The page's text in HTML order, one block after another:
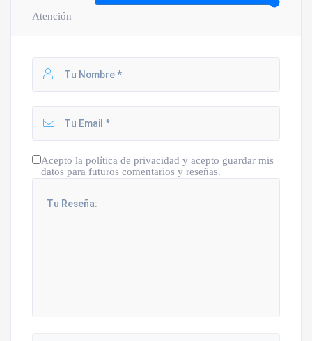
Atención
Acepto la política de privacidad y acepto guardar mis
datos para futuros comentarios y reseñas.